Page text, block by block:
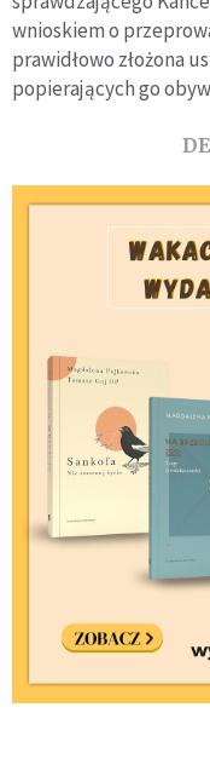
wnioskiem o
prawidłowo złożona
popierających go